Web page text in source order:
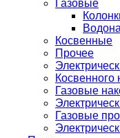
Газовые
Косвенные
Прочее
Косвенного
Газовые
Газовые